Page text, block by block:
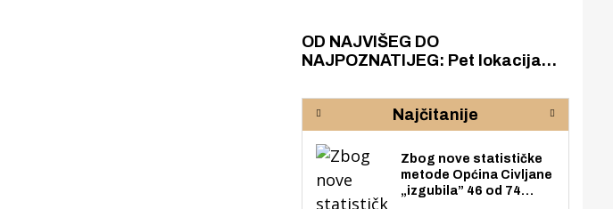
OD NAJVIŠEG DO
NAJPOZNATIJEG: Pet lokacija
rijeke Krke
Najčitanije
Zbog nove statističke
metode Općina Civljane
„izgubila” 46 od 74